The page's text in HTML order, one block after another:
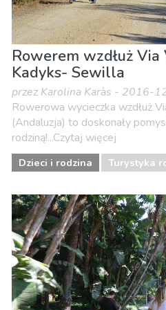
Rowerem wzdłuż
Kadyks- Sewilla
przez Karolina Karàs - 2016-
Rowerowa wycieczka wzdłuż
(Andaluzja) to doskonały
rodziną!...Czytaj więcej
Dzieci i rodzina Turystyka